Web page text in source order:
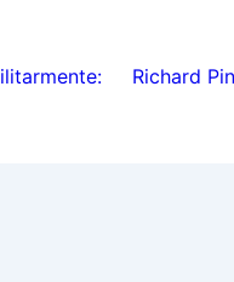
Richard